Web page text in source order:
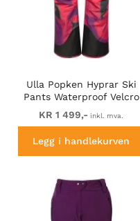
Ulla Popken Hyprar Ski
Pants Waterproof Velcro
Closure Shaped Knees
Berry Pink
KR 1 499,- inkl. mva.
Legg i handlekurven